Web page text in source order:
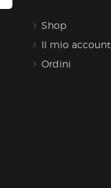
Shop
Il mio account
Ordini